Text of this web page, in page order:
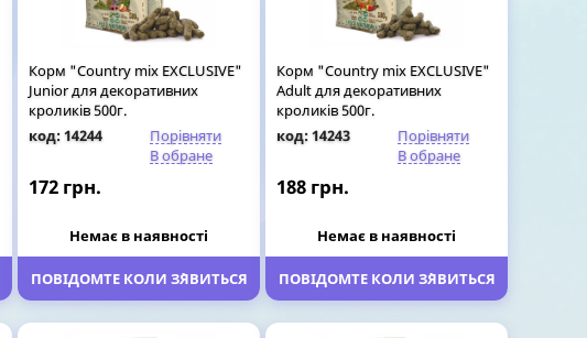
Корм "Country mix EXCLUSIVE"
Junior для декоративних
кроликів 500г.
код: 14244
Порівняти
В обране
172 грн.
Немає в наявності
ПОВІДОМТЕ КОЛИ З`ЯВИТЬСЯ
Корм "Country mix EXCLUSIVE"
Adult для декоративних
кроликів 500г.
код: 14243
Порівняти
В обране
188 грн.
Немає в наявності
ПОВІДОМТЕ КОЛИ З`ЯВИТЬСЯ